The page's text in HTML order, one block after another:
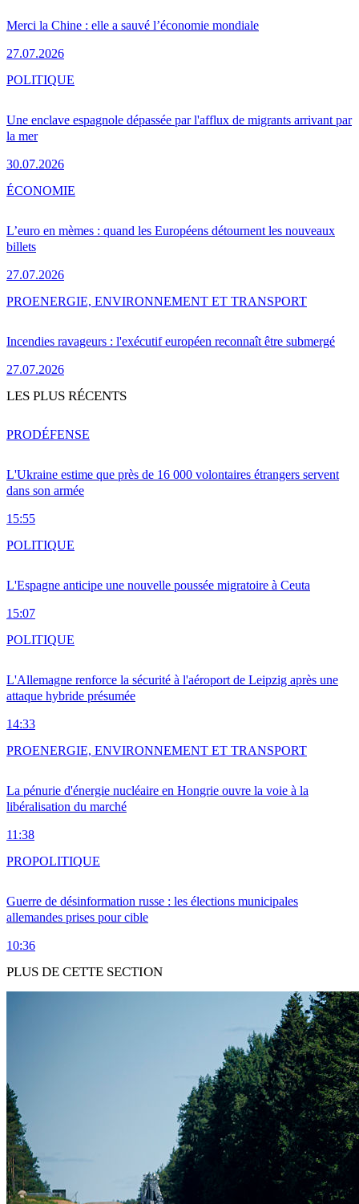
Merci la Chine : elle a sauvé l’économie mondiale
27.07.2026
Une enclave espagnole dépassée par l'afflux de migrants arrivant par
la mer
30.07.2026
POLITIQUE
L’euro en mèmes : quand les Européens détournent les nouveaux
billets
27.07.2026
ÉCONOMIE
Incendies ravageurs : l'exécutif européen reconnaît être submergé
27.07.2026
PROENERGIE, ENVIRONNEMENT ET TRANSPORT
LES PLUS RÉCENTS
L'Ukraine estime que près de 16 000 volontaires étrangers servent
dans son armée
15:55
PRODÉFENSE
L'Espagne anticipe une nouvelle poussée migratoire à Ceuta
15:07
POLITIQUE
L'Allemagne renforce la sécurité à l'aéroport de Leipzig après une
attaque hybride présumée
14:33
POLITIQUE
La pénurie d'énergie nucléaire en Hongrie ouvre la voie à la
libéralisation du marché
11:38
PROENERGIE, ENVIRONNEMENT ET TRANSPORT
Guerre de désinformation russe : les élections municipales
allemandes prises pour cible
10:36
PROPOLITIQUE
PLUS DE CETTE SECTION